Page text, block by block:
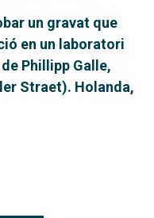
un gravat que
en un laboratori
Phillipp Galle,
Straet). Holanda,